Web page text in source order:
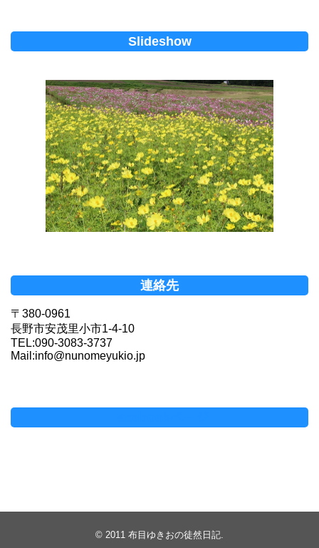
Slideshow
連絡先
〒380-0961
長野市安茂里小市1-4-10
TEL:090-3083-3737
Mail:info@nunomeyukio.jp
© 2011 布目ゆきおの徒然日記